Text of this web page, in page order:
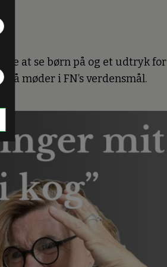
at se børn på og et udtryk for
møder i FN’s verdensmål.